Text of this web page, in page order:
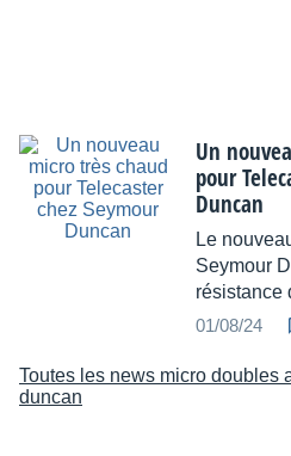
Un
pour
Duncan
Le
Seymour
résistance
01/08/24
Toutes les news micro doubles
duncan